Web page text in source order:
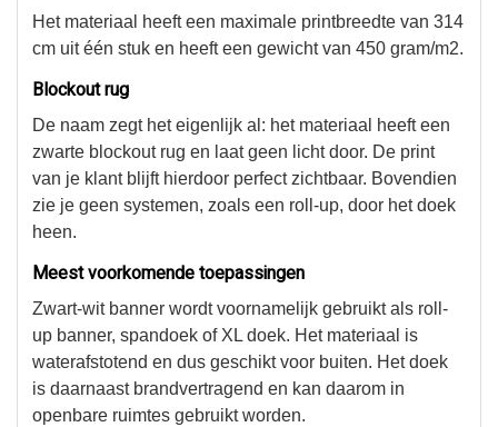
Het materiaal heeft een maximale printbreedte van 314
cm uit één stuk en heeft een gewicht van 450 gram/m2.
Blockout rug
De naam zegt het eigenlijk al: het materiaal heeft een
zwarte blockout rug en laat geen licht door. De print
van je klant blijft hierdoor perfect zichtbaar. Bovendien
zie je geen systemen, zoals een roll-up, door het doek
heen.
Meest voorkomende toepassingen
Zwart-wit banner wordt voornamelijk gebruikt als roll-
up banner, spandoek of XL doek. Het materiaal is
waterafstotend en dus geschikt voor buiten. Het doek
is daarnaast brandvertragend en kan daarom in
openbare ruimtes gebruikt worden.